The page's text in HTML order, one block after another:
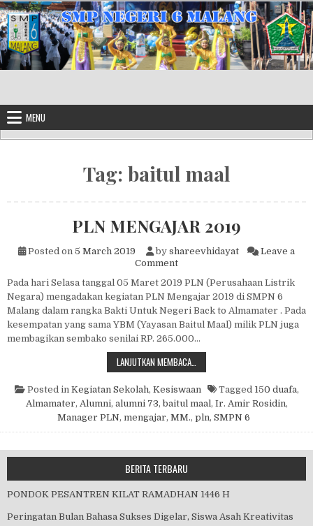
Skip to content
MENU
Tag: baitul maal
PLN MENGAJAR 2019
Posted on 5 March 2019 by shareevhidayat
Leave a
Commenton PLN MENGAJAR 2019
Pada hari Selasa tanggal 05 Maret 2019 PLN (Perusahaan Listrik
Negara) mengadakan kegiatan PLN Mengajar 2019 di SMPN 6
Malang dalam rangka Bakti Untuk Negeri Back to Almamater . Pada
kesempatan yang sama YBM (Yayasan Baitul Maal) milik PLN juga
membagikan sembako senilai RP. 265.000…
LANJUTKAN MEMBACA…
Posted in Kegiatan Sekolah, Kesiswaan Tagged 150 duafa,
Almamater, Alumni, alumni 73,baitul maal , Ir. Amir Rosidin,
Manager PLN, mengajar, MM., pln, SMPN 6
BERITA TERBARU
PONDOK PESANTREN KILAT RAMADHAN 1446 H
Peringatan Bulan Bahasa Sukses Digelar, Siswa Asah Kreativitas